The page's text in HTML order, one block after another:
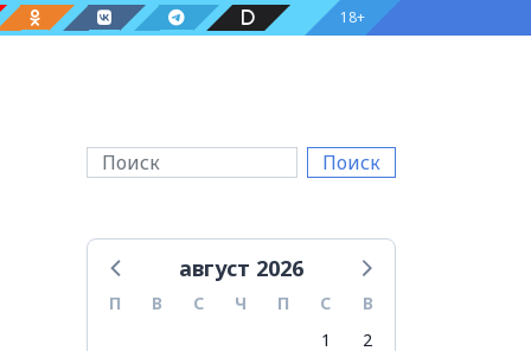
18+
Поиск
август 2026
П В С Ч П С
В
1
2